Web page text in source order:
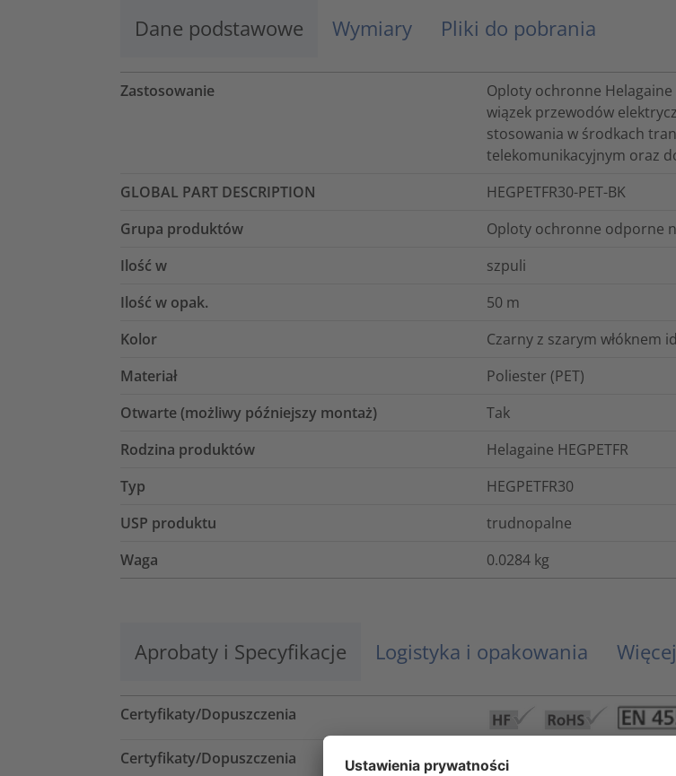
Dane podstawowe Wymiary Pliki do pobrania
Zastosowanie
Oploty ochronne Helagaine
wiązek przewodów
stosowania w środkach
telekomunikacyjnym oraz
GLOBAL PART DESCRIPTION
HEGPETFR30-PET-BK
Grupa produktów
Oploty ochronne odporne
Ilość w
szpuli
Ilość w opak.
50 m
Kolor
Czarny z szarym włóknem
Materiał
Poliester (PET)
Otwarte (możliwy późniejszy montaż)
Tak
Rodzina produktów
Helagaine HEGPETFR
Typ
HEGPETFR30
USP produktu
trudnopalne
Waga
0.0284 kg
Aprobaty i Specyfikacje Logistyka i opakowania
Certyfikaty/Dopuszczenia
Certyfikaty/Dopuszczenia
EN 45545-2